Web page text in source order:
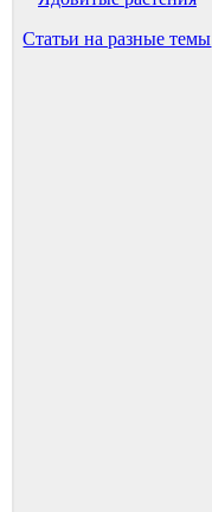
Статьи на разные темы